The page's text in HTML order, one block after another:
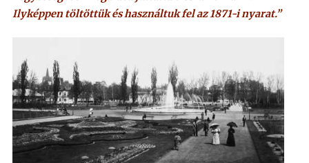
Ilyképpen töltöttük és használtuk fel az 1871-i nyarat.”